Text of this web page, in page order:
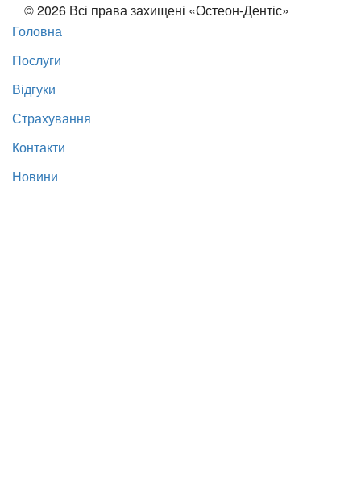
© 2026 Всі права захищені «Остеон-Дентіс»
Головна
Послуги
Відгуки
Страхування
Контакти
Новини